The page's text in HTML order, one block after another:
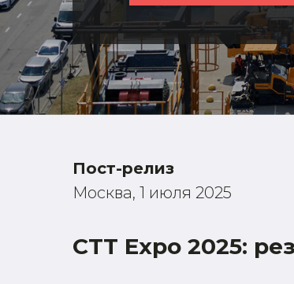
Пост-релиз
Москва, 1 июля 2025
CTT Expo 2025: